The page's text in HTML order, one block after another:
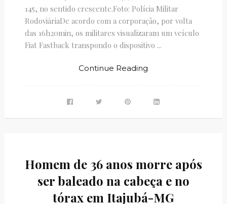
145, no sentido crescente.Foto: Polícia Militar
RodoviáriaDe acordo com a corporação, por volta
das 16h20min, os militares visualizaram um veículo
Fiat Fastback transpondo o dispositivo ...
Continue Reading
Homem de 36 anos morre após
ser baleado na cabeça e no
tórax em Itajubá-MG